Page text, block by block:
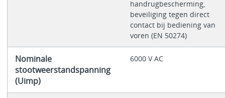
handrugbescherming,
beveiliging tegen direct
contact bij bediening van
voren (EN 50274)
Nominale
stootweerstandspanning
(Uimp)
6000 V AC